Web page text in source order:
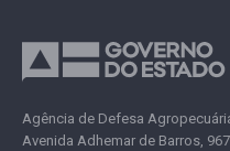
Agência de Defesa
Avenida Adhemar de Barros,